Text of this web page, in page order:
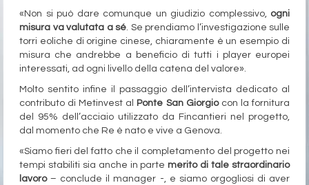
«Non si può dare comunque un giudizio complessivo, ogni
misura va valutata a sé. Se prendiamo l’investigazione sulle
torri eoliche di origine cinese, chiaramente è un esempio di
misura che andrebbe a beneficio di tutti i player europei
interessati, ad ogni livello della catena del valore».
Molto sentito infine il passaggio dell’intervista dedicato al
contributo di Metinvest al
Ponte San Giorgiocon la fornitura
del 95% dell’acciaio utilizzato da Fincantieri nel progetto,
dal momento che Re è nato e vive a Genova.
«Siamo fieri del fatto che il completamento del progetto nei
tempi stabiliti sia anche in parte merito di tale straordinario
lavoro– conclude il manager -, e siamo orgogliosi di aver